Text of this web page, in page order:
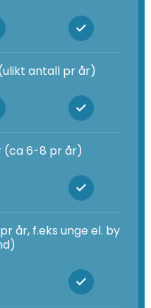
antall pr år)
(ca 6-8 pr år)
år, f.eks unge el. by